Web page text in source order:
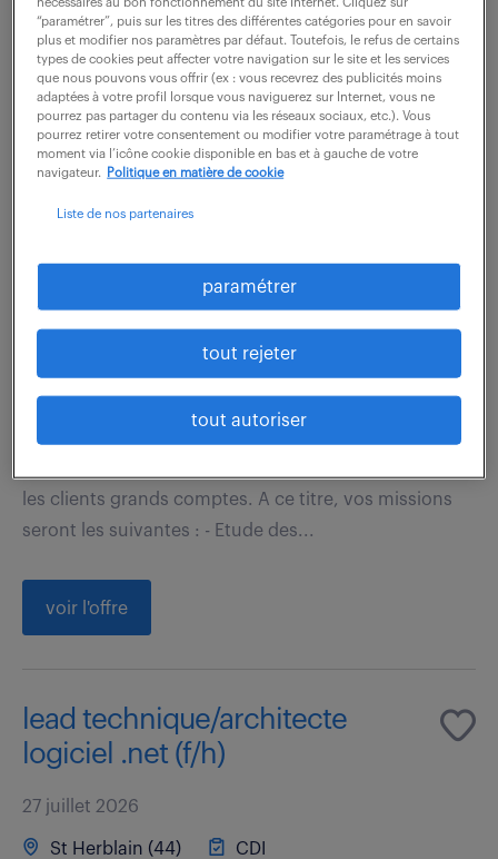
et nos partenaires, vous serez au cœur de la réussite
de nos projets : Analyse des besoins clients et
proposition de solutions techniques et...
voir l'offre
consultant erp (f/h)
27 juillet 2026
CDI
45 000 - 52 000 € / an
Vous intégrez l'équipe Consulting de 30 personnes,
les clients grands comptes. A ce titre, vos missions
seront les suivantes : - Etude des...
voir l'offre
lead technique/architecte
logiciel .net (f/h)
27 juillet 2026
St Herblain (44)
CDI
“paramétrer”, puis sur les titres des différentes catégories pour en savoir
plus et modifier nos paramètres par défaut. Toutefois, le refus de certains
types de cookies peut affecter votre navigation sur le site et les services
que nous pouvons vous offrir (ex : vous recevrez des publicités moins
adaptées à votre profil lorsque vous naviguerez sur Internet, vous ne
pourrez pas partager du contenu via les réseaux sociaux, etc.). Vous
pourrez retirer votre consentement ou modifier votre paramétrage à tout
moment via l’icône cookie disponible en bas et à gauche de votre
navigateur.
Politique en matière de cookie
Liste de nos partenaires
paramétrer
tout rejeter
tout autoriser